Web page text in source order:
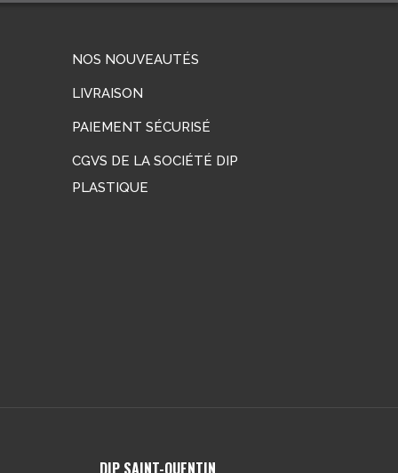
NOS NOUVEAUTÉS
LIVRAISON
PAIEMENT SÉCURISÉ
CGVS DE LA SOCIÉTÉ DIP
PLASTIQUE
DIP SAINT-QUENTIN